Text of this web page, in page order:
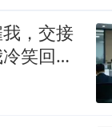
，交接
笑回